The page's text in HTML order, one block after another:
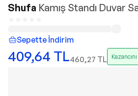
Shufa Kamış Standı Duvar
Sepette İndirim
409,64 TL460,27 TL